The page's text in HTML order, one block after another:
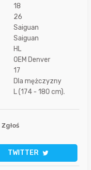
18
26
Saiguan
Saiguan
HL
OEM Denver
17
Dla mężczyzny
L (174 - 180 cm).
Zgłoś
TWITTER